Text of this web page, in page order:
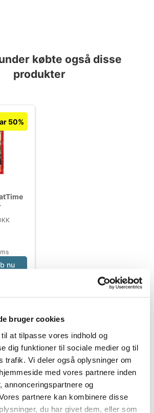
bruger cookies
at tilpasse vores indhold og
dig funktioner til sociale medier og til
trafik. Vi deler også oplysninger om
med vores partnere inden
annonceringspartnere og
partnere kan kombinere disse
du har givet dem, eller som
købte også disse
produkter
50%
nu
varer i Trixie